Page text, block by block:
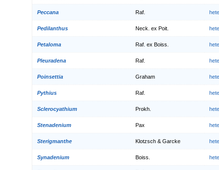
Peccana Raf.
Pedilanthus Neck. ex Poit.
Petaloma Raf. ex Boiss.
Pleuradena Raf.
Poinsettia Graham
Pythius Raf.
Sclerocyathium Prokh.
Stenadenium Pax
Sterigmanthe Klotzsch & Garcke
Synadenium Boiss.